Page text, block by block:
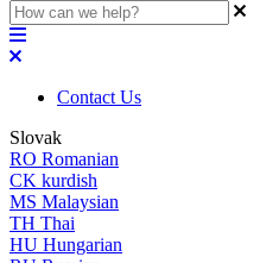
Contact Us
Slovak
RO Romanian
CK kurdish
MS Malaysian
TH Thai
HU Hungarian